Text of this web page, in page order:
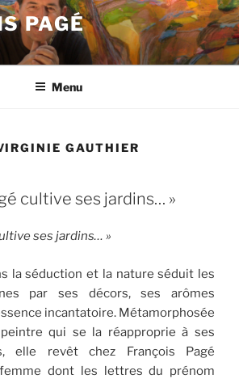
PAGÉ
Menu
GAUTHIER
cultive ses jardins… »
ses jardins… »
la séduction et la nature séduit les
par ses décors, ses arômes
incantatoire. Métamorphosée
qui se la réapproprie à ses
elle revêt chez François Pagé
femme dont les lettres du prénom